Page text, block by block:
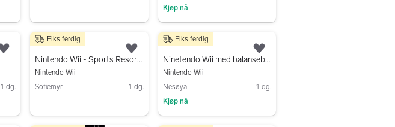
Kjøp nå
1 dg.
Legg til som favoritt.
899 kr
Nintendo Wii - Sports Resorts-pakke - 2 kontrollere
Nintendo Wii
Sofiemyr
1 dg.
Fiks ferdig
Legg til som favoritt.
1 000 kr
Ninetendo Wii med balansebrett, spill, ratt og extra kontroller
Nintendo Wii
Nesøya
1 dg.
Kjøp nå
Fiks ferdig